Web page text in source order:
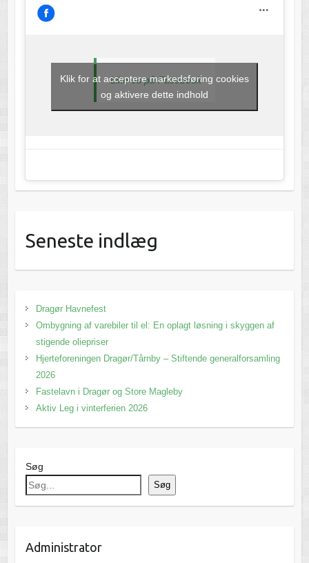
Like os på Facebook
Klik for at acceptere markedsføring cookies
og aktivere dette indhold
Seneste indlæg
Dragør Havnefest
Ombygning af varebiler til el: En oplagt løsning i skyggen af
stigende oliepriser
Hjerteforeningen Dragør/Tårnby – Stiftende generalforsamling
2026
Fastelavn i Dragør og Store Magleby
Aktiv Leg i vinterferien 2026
Søg
Søg
Administrator